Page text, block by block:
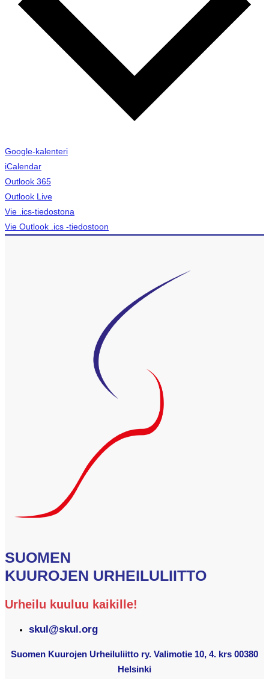
Google-kalenteri
iCalendar
Outlook 365
Outlook Live
Vie .ics-tiedostona
Vie Outlook .ics -tiedostoon
SUOMEN
KUUROJEN URHEILULIITTO
Urheilu kuuluu kaikille!
skul@skul.org
Suomen Kuurojen Urheiluliitto ry. Valimotie 10, 4. krs 00380
Helsinki